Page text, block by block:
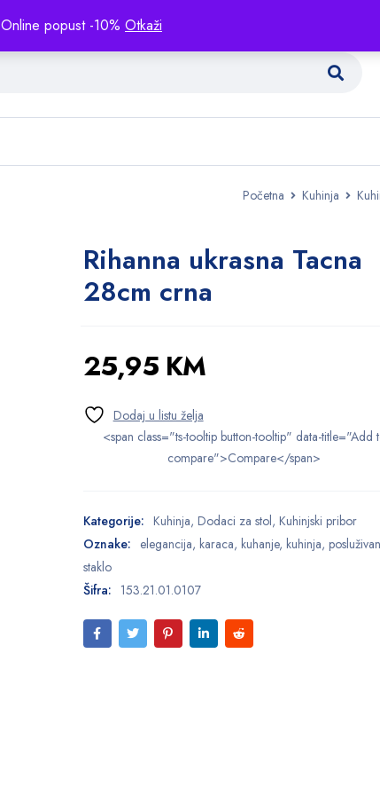
Online popust -10% Otkaži
Početna Kuhinja
Rihanna ukrasna Tacna
28cm crna
25,95 KM
<span class="ts-tooltip button-tooltip" data-title="Add
compare">Compare</span>
Kategorije: Kuhinja, Dodaci za stol, Kuhinjski pribor
Oznake: elegancija, karaca, kuhanje, kuhinja,
staklo
Šifra: 153.21.01.0107